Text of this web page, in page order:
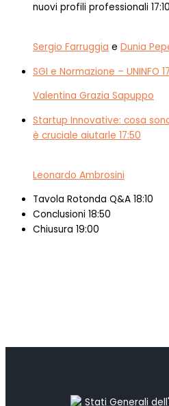
nuovi profili professionali 17:10
Sergio Farruggia e Dunia
SGI e Normazione – UNINFO
Valentina Grazia Sapuppo
Startup Innovative: cosa
è cruciale aiutarle 17:50
Leonardo Ambrosini
Tavola Rotonda Q&A 18:10
Conclusioni 18:50
Chiusura 19:00